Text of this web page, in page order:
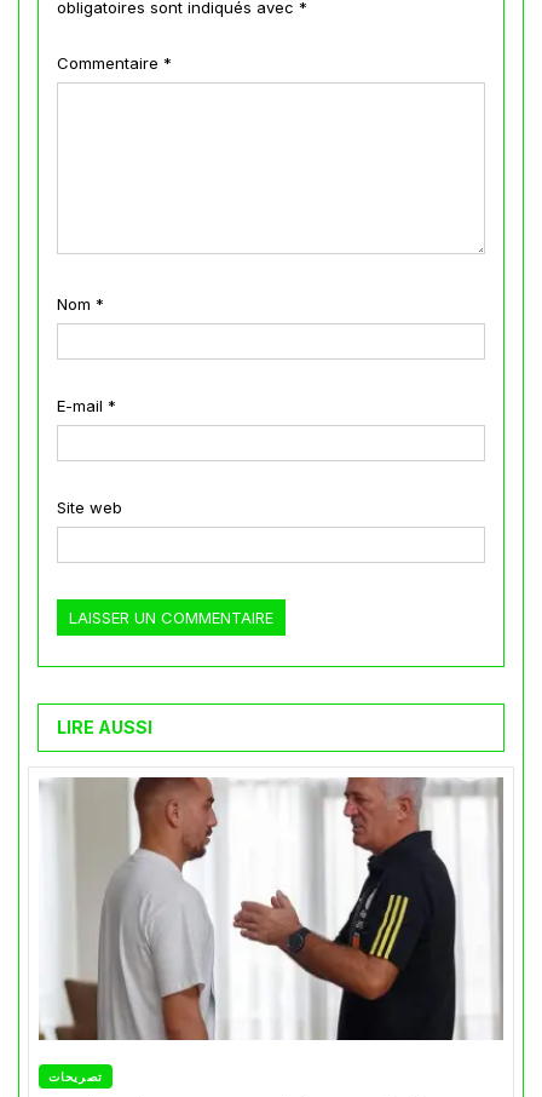
obligatoires sont indiqués avec *
Commentaire *
Nom *
E-mail *
Site web
LIRE AUSSI
تصريحات